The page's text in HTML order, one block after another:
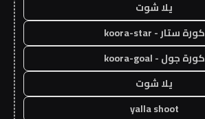
يلا شوت
كورة ستار - koora-star
كورة جول - koora-goal
يلا شوت
yalla shoot